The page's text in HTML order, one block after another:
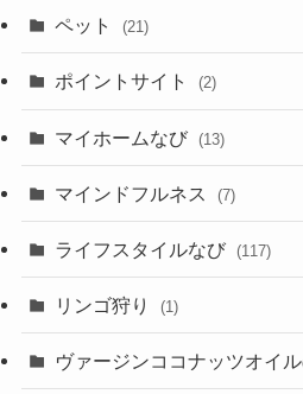
ペット (21)
ポイントサイト (2)
マイホームなび (13)
マインドフルネス (7)
ライフスタイルなび (117)
リンゴ狩り (1)
ヴァージンココナッツオイ